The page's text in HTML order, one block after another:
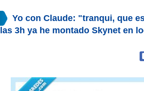
Yo con Claude: "tranqui, que
las 3h ya he montado Skynet en